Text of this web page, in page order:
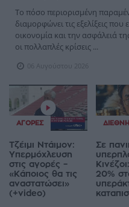
Το πόσο περιορισμένη
διαμορφώνει τις εξελίξεις
οικονομία και την ασφάλειά
οι πολλαπλές κρίσεις ...
06 Αυγούστου 2026
ΑΓΟΡΈΣ
Τζέιμι Ντάιμον:
Υπερμόχλευση
στις αγορές –
«Κάποιος θα τις
αναστατώσει»
(+video)
ΔΙΕΘΝΉ
Σε
20%